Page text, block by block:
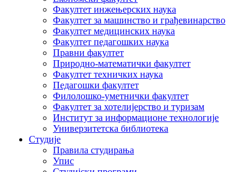
Факултет инжењерских наука
Факултет за машинство и грађевинарство
Факултет медицинских наука
Факултет педагошких наука
Правни факултет
Природно-математички факултет
Факултет техничких наука
Педагошки факултет
Филолошко-уметнички факултет
Факултет за хотелијерство и туризам
Институт за информационе технологије
Универзитетска библиотека
Студије
Правила студирања
Упис